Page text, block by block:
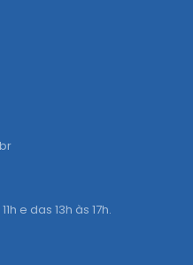
e das 13h às 17h.